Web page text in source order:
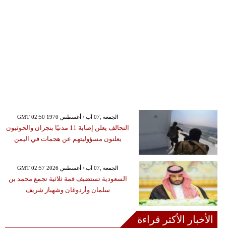
GMT 02:50 1970 الجمعة ,07 آب / أغسطس
التحالف يعلن إصابة 11 مدنيًا بنجران والحوثيون
يعلنون مسؤوليتهم عن هجمات في اليمن
GMT 02:57 2026 الجمعة ,07 آب / أغسطس
السعودية تستضيف قمة ثلاثية تجمع محمد بن
سلمان وأردوغان وشهباز شريف
الأخبار الأكثر قراءة